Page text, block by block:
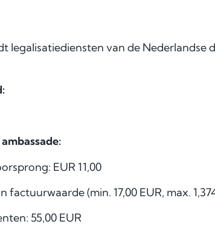
legalisatiediensten van de Nederlandse
EUR 11,00
factuurwaarde (min. 17,00 EUR, max.
55,00 EUR